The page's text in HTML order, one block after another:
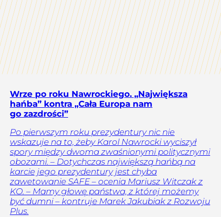
Wrze po roku Nawrockiego. „Największa
hańba” kontra „Cała Europa nam
go zazdrości”
Po pierwszym roku prezydentury nic nie
wskazuje na to, żeby Karol Nawrocki wyciszył
spory między dwoma zwaśnionymi politycznymi
obozami. – Dotychczas największą hańbą na
karcie jego prezydentury jest chyba
zawetowanie SAFE – ocenia Mariusz Witczak z
KO. – Mamy głowę państwa, z której możemy
być dumni – kontruje Marek Jakubiak z Rozwoju
Plus.